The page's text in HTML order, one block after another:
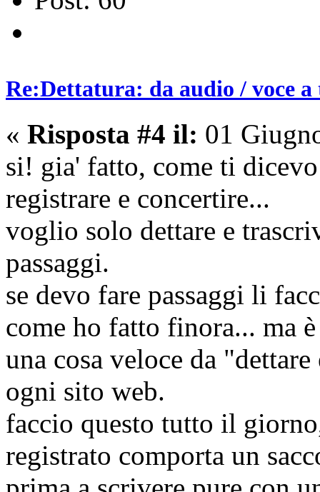
Re:Dettatura: da audio / voce a
« Risposta #4 il: 01
si! gia' fatto, come ti
registrare e concertire...
voglio solo dettare e
passaggi.
se devo fare passaggi li
come ho fatto finora... ma
una cosa veloce da
ogni sito web.
faccio questo tutto il
registrato comporta un